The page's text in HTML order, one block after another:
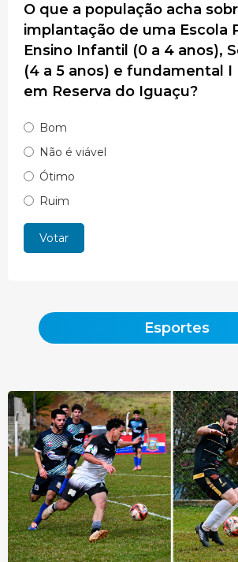
O que a população acha
implantação de uma Escola
Ensino Infantil (0 a 4 anos),
(4 a 5 anos) e fundamental I
em Reserva do Iguaçu?
Bom
Não é viável
Ótimo
Ruim
Esportes